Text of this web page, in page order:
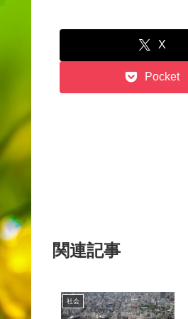
X
Pocket
関連記事
社会